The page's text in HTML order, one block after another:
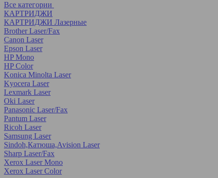
Все категории
КАРТРИДЖИ
КАРТРИДЖИ Лазерные
Brother Laser/Fax
Canon Laser
Epson Laser
HP Mono
HP Color
Konica Minolta Laser
Kyocera Laser
Lexmark Laser
Oki Laser
Panasonic Laser/Fax
Pantum Laser
Ricoh Laser
Samsung Laser
Sindoh,Катюша,Avision Laser
Sharp Laser/Fax
Xerox Laser Mono
Xerox Laser Color